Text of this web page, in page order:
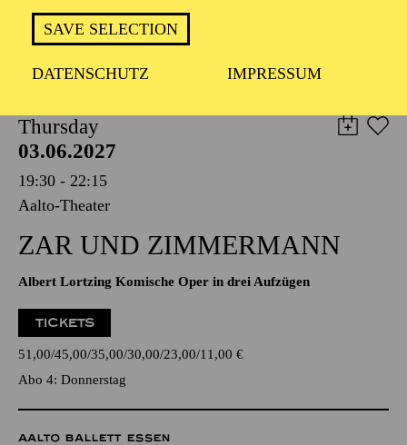
SAVE SELECTION
DATENSCHUTZ IMPRESSUM
TICKETS
19,00€
Thursday
03.06.2027
19:30 - 22:15
Aalto-Theater
ZAR UND ZIMMERMANN
Albert Lortzing Komische Oper in drei Aufzügen
TICKETS
51,00 45,00 35,00 30,00 23,00 11,00 €
Abo 4: Donnerstag
AALTO BALLETT ESSEN